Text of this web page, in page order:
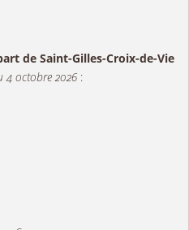
de Saint-Gilles-Croix-de-Vie
4 octobre 2026 :